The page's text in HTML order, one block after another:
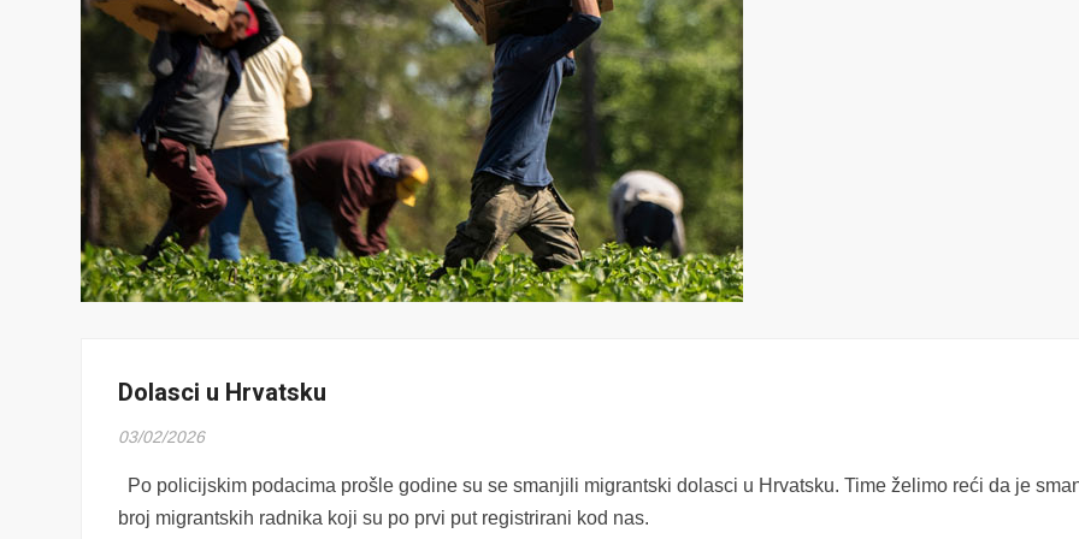
Dolasci u Hrvatsku
03/02/2026
Po policijskim podacima prošle godine su se smanjili migrantski dolasci u Hrvatsku. Time želimo reći da je
broj migrantskih radnika koji su po prvi put registrirani kod nas.